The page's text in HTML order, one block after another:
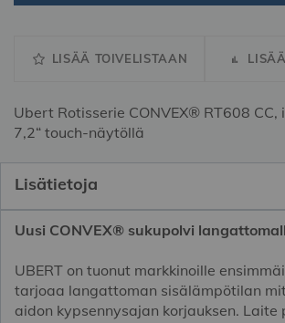
LISÄÄ TOIVELISTAAN
Ubert Rotisserie CONVEX® RT608
7,2“ touch-näytöllä
Lisätietoja
Uusi CONVEX® sukupolvi
UBERT on tuonut markkinoille
tarjoaa langattoman sisälämpötilan
aidon kypsennysajan korjauksen. Laite